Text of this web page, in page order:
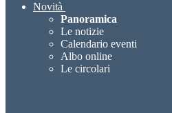
Novità
Panoramica
Le notizie
Calendario eventi
Albo online
Le circolari